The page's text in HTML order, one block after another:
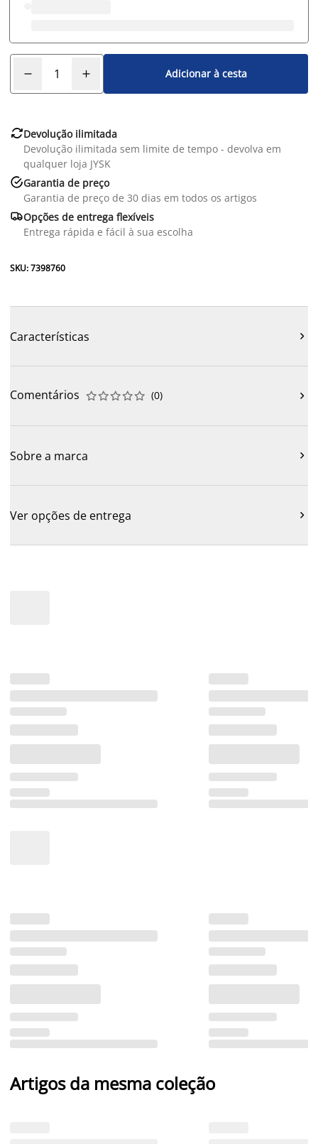
Adicionar à cesta
Devolução ilimitada
Devolução ilimitada sem limite de tempo - devolva em
qualquer loja JYSK
Garantia de preço
Garantia de preço de 30 dias em todos os artigos
Opções de entrega flexíveis
Entrega rápida e fácil à sua escolha
SKU: 7398760
Características 
Comentários 




 (0) 
Sobre a marca 
Ver opções de entrega 
Artigos da mesma coleção